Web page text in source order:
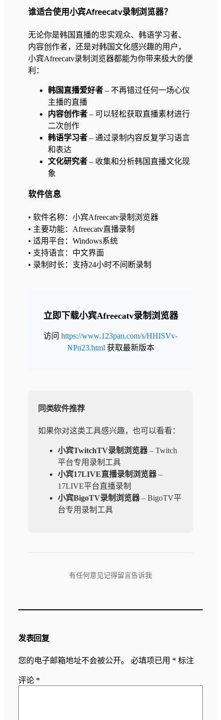
谁适合使用小宾Afreecatv录制浏览器？
无论你是韩国直播的忠实观众、韩语学习者、
内容创作者，还是对韩国文化感兴趣的用户，
小宾Afreecatv录制浏览器都能为你带来极大的便
利：
韩国直播爱好者– 不再错过任何一场心仪
主播的直播
内容创作者– 可以轻松获取直播素材进行
二次创作
韩语学习者– 通过录制内容反复学习语言
和表达
文化研究者– 收集和分析韩国直播文化现
象
软件信息
• 软件名称：小宾Afreecatv录制浏览器
• 主要功能：Afreecatv直播录制
• 适用平台：Windows系统
• 支持语言：中文界面
• 录制时长：支持24小时不间断录制
立即下载小宾Afreecatv录制浏览器
访问 https://www.123pan.com/s/HHISVv-
NPn23.html 获取最新版本
同类软件推荐
如果你对这类工具感兴趣，也可以看看：
小宾TwitchTV录制浏览器– Twitch
平台专用录制工具
小宾17LIVE直播录制浏览器–
17LIVE平台直播录制
小宾BigoTV录制浏览器– BigoTV平
台专用录制工具
有任何意见记得留言告诉我
发表回复
您的电子邮箱地址不会被公开。 必填项已用 * 标注
评论 *